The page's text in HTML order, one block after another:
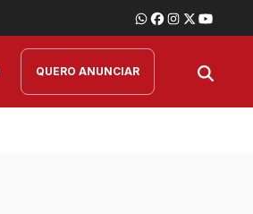
QUERO ANUNCIAR